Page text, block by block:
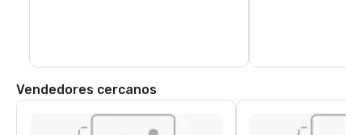
Vendedores cercanos